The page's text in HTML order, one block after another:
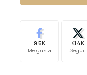
9.5K
Me gusta
41.4K
Seguir